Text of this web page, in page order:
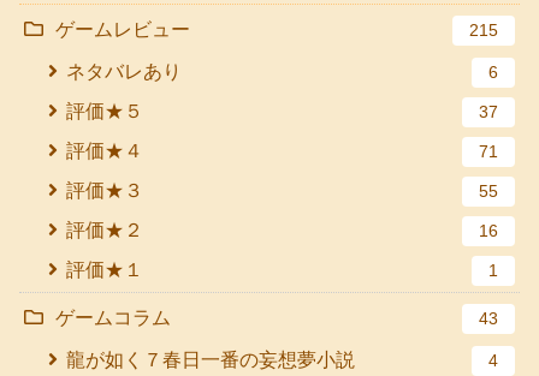
ゲームレビュー 215
ネタバレあり 6
評価★５ 37
評価★４ 71
評価★３ 55
評価★２ 16
評価★１ 1
ゲームコラム 43
龍が如く７春日一番の妄想夢小説 4